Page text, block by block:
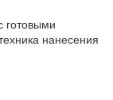
готовыми
нанесения